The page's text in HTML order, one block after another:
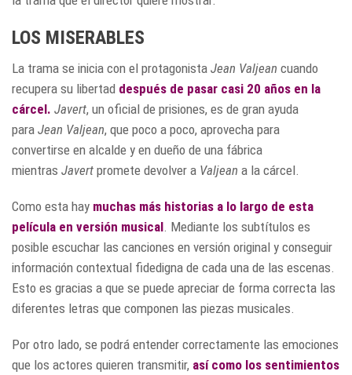
LOS MISERABLES
La trama se inicia con el protagonista Jean Valjean cuando
recupera su libertad después de pasar casi 20 años en la
cárcel. Javert, un oficial de prisiones, es de gran ayuda
para Jean Valjean, que poco a poco, aprovecha para
convertirse en alcalde y en dueño de una fábrica
mientras Javert promete devolver a Valjean a la cárcel.
Como esta hay muchas más historias a lo largo de esta
película en versión musical. Mediante los subtítulos es
posible escuchar las canciones en versión original y conseguir
información contextual fidedigna de cada una de las escenas.
Esto es gracias a que se puede apreciar de forma correcta las
diferentes letras que componen las piezas musicales.
Por otro lado, se podrá entender correctamente las emociones
que los actores quieren transmitir, así como los sentimientos